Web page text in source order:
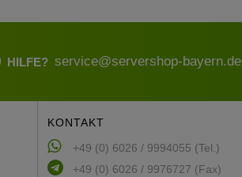
HILFE? service@servershop-bayern.de
KONTAKT
+49 (0) 6026 / 9994055 (Tel.)
+49 (0) 6026 / 9976727 (Fax)